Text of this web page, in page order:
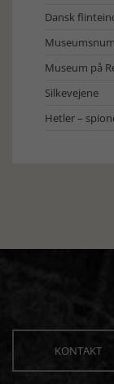
Dansk
Museum på
Silkevejene
Hetler –
KONTAKT